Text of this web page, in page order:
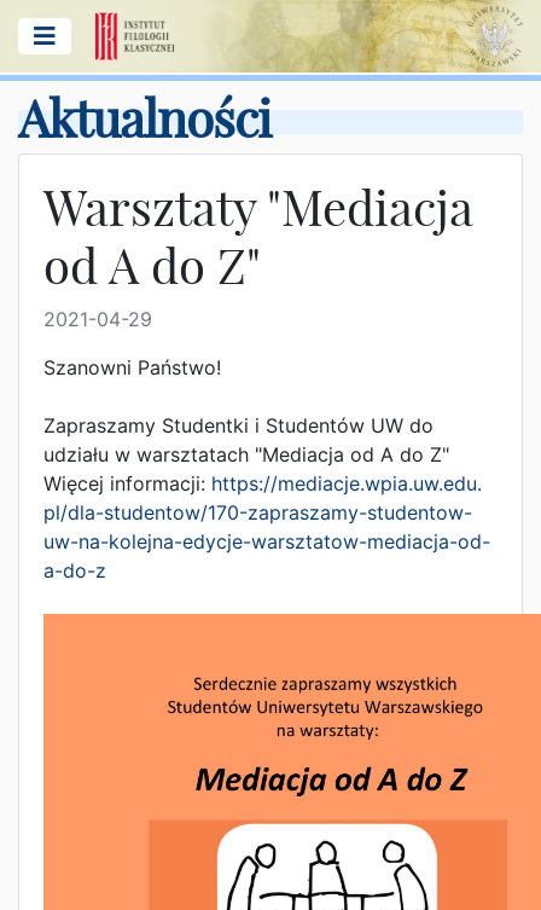
Aktualności
Warsztaty "Mediacja
od A do Z"
2021-04-29
Szanowni Państwo!
Zapraszamy Studentki i Studentów UW do
udziału w warsztatach "Mediacja od A do Z"
Więcej informacji: https://mediacje.wpia.uw.edu.
pl/dla-studentow/170-zapraszamy-studentow-
uw-na-kolejna-edycje-warsztatow-mediacja-od-
a-do-z